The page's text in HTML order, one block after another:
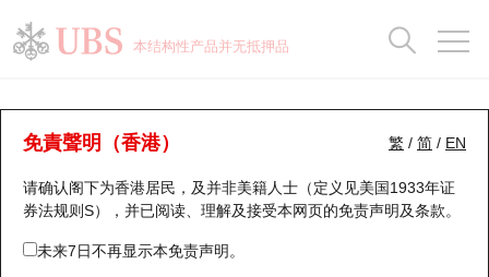
本结构性产品并无抵押品
繁 / 简 / EN
免責聲明（香港）
请确认阁下为香港居民，及并非美籍人士（定义见美国1933年证
券法规则S），并已阅读、理解及接受本网页的免责声明及条款。
未来7日不再显示本免责声明。
牛熊证分析仪
表现 街货统计 比较
67438 瑞银牛证 HSI 恒生指数
瑞银认股证一览
新发行瑞银认股证
即将到期认股证
街货统计
比较
牛熊全景快搜
牛熊证搜寻
牛熊证街货分布图
街货统计
比较
十大升幅/跌幅
十大认股证成交分布
十天股证占大市成交
正股分析仪
二十大活跃股份
恒指成份股
持股比重
显示所有持股比重
每月轮证大市专题
轮证专栏
讲座及教育短片